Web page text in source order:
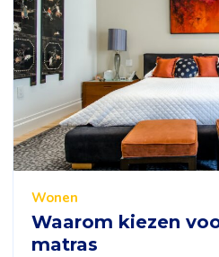
Wonen
Waarom kiezen
matras